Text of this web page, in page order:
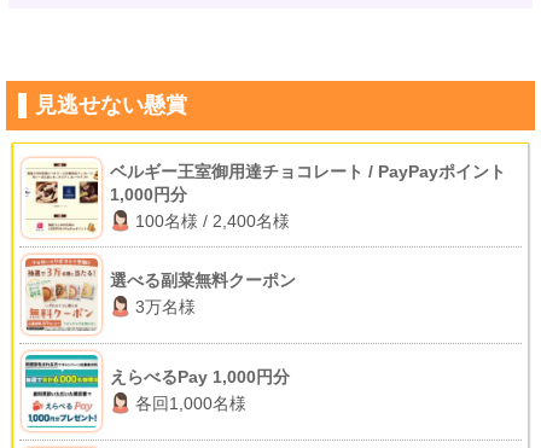
見逃せない懸賞
ベルギー王室御用達チョコレート / PayPayポイント
1,000円分
100名様 / 2,400名様
選べる副菜無料クーポン
3万名様
えらべるPay 1,000円分
各回1,000名様